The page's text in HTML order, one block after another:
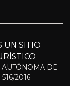
UN SITIO
DE
2016